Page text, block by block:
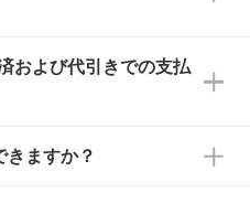
みのうえ、ご依頼く
りしております。混
をいただくこともご
営業日以降のご連絡
および代引きでの支払
ります。
ますか？